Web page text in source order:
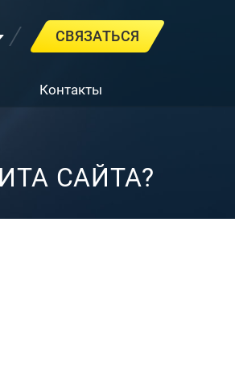
СВЯЗАТЬСЯ
Контакты
САЙТА?